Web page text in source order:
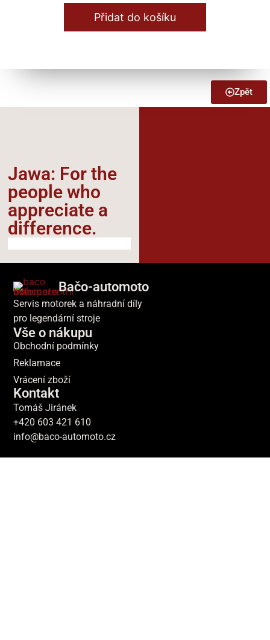
Přidat do košíku
Zpět
Jawa: For the
people who
appreciate a
difference.​
Bačo-automoto
Servis motorek a náhradní díly
pro legendární stroje
Vše o nákupu
Obchodní podmínky
Reklamace
Vrácení zboží
Kontakt
Tomáš Jiránek
+420 603 421 610
info@baco-automoto.cz